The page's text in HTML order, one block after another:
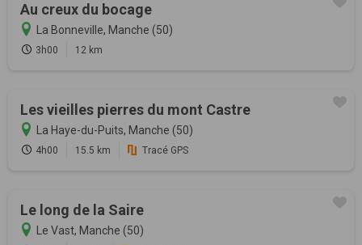
Au creux du bocage
La Bonneville, Manche (50)
3h00 12 km
Les vieilles pierres du mont Castre
La Haye-du-Puits, Manche (50)
4h00 15.5 km Tracé GPS
Le long de la Saire
Le Vast, Manche (50)